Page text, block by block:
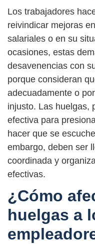
Los trabajadores
reivindicar mejoras
salariales o en su
ocasiones, estas
desavenencias con
porque consideran
adecuadamente o
injusto. Las huelgas,
efectiva para
hacer que se
embargo, deben ser
coordinada y
efectivas.
¿Cómo
huelgas a